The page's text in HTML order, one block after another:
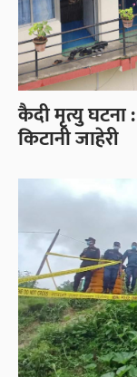
कैदी मृत्यु घटना :
किटानी जाहेरी